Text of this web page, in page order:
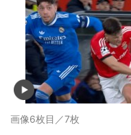
画像6枚目／7枚